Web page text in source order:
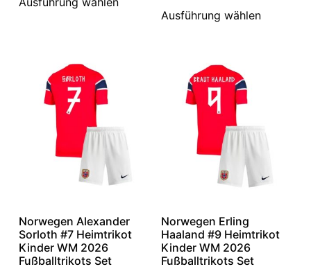
Ausführung wählen
Norwegen Alexander
Sorloth #7 Heimtrikot
Kinder WM 2026
Fußballtrikots Set
Norwegen Erling
Haaland #9 Heimtrikot
Kinder WM 2026
Fußballtrikots Set